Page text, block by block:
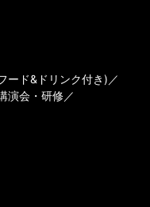
ード&ドリンク付き)
演会・研修